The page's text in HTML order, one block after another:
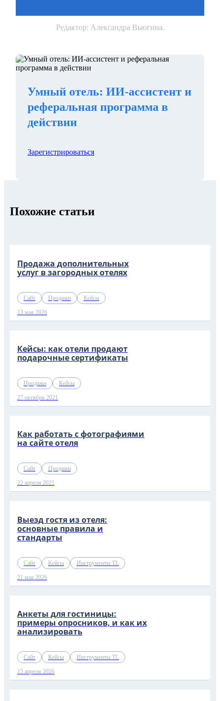
Редактор: Александра Вьюгина.
Умный отель: ИИ-ассистент и
реферальная программа в
действии
Зарегистрироваться
Похожие статьи
Продажа дополнительных
услуг в загородных отелях
Сайт Продажи Кейсы
13 мая 2026
Кейсы: как отели продают
подарочные сертификаты
Продажи Кейсы
27 октября 2021
Как работать с фотографиями
на сайте отеля
Сайт Продажи
22 апреля 2021
Выезд гостя из отеля:
основные правила и
стандарты
Сайт Кейсы Инструменты TL
21 мая 2026
Анкеты для гостиницы:
примеры опросников, и как их
анализировать
Сайт Кейсы Инструменты TL
15 апреля 2026